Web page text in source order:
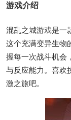
游戏介绍
混乱之城游戏是一
这个充满变异生物
握每一次战斗机会
与反应能力。喜欢
激之旅吧。